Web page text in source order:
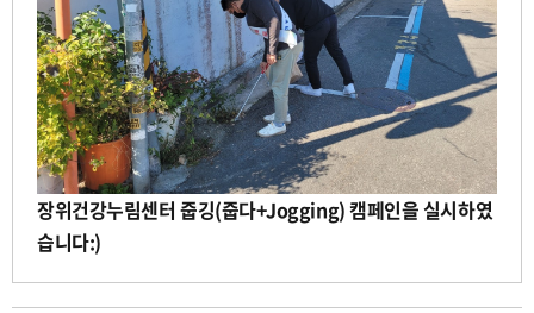
장위건강누림센터 줍깅(줍다+Jogging) 캠페인을 실시하였
습니다:)